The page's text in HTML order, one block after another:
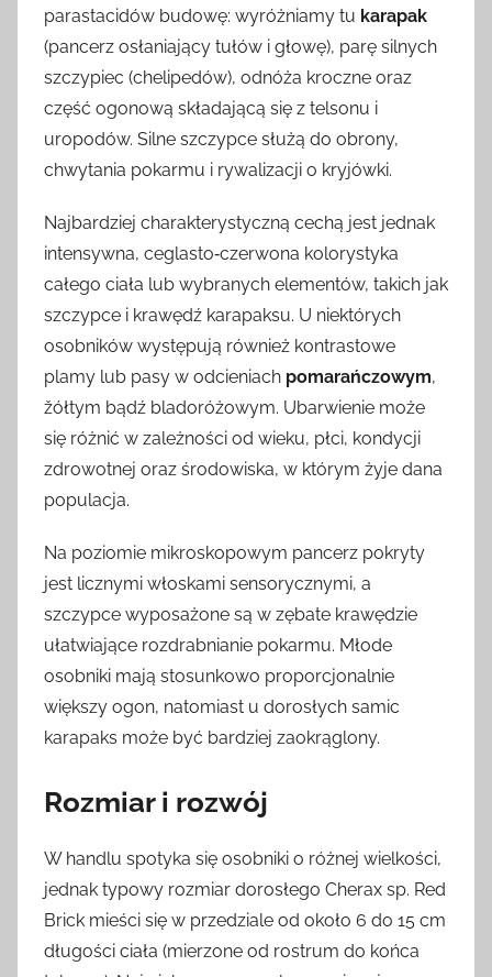
parastacidów budowę: wyróżniamy tu karapak
(pancerz osłaniający tułów i głowę), parę silnych
szczypiec (chelipedów), odnóża kroczne oraz
część ogonową składającą się z telsonu i
uropodów. Silne szczypce służą do obrony,
chwytania pokarmu i rywalizacji o kryjówki.
Najbardziej charakterystyczną cechą jest jednak
intensywna, ceglasto‑czerwona kolorystyka
całego ciała lub wybranych elementów, takich jak
szczypce i krawędź karapaksu. U niektórych
osobników występują również kontrastowe
plamy lub pasy w odcieniach pomarańczowym,
žółtym bądź bladoróżowym. Ubarwienie może
się różnić w zależności od wieku, płci, kondycji
zdrowotnej oraz środowiska, w którym żyje dana
populacja.
Na poziomie mikroskopowym pancerz pokryty
jest licznymi włoskami sensorycznymi, a
szczypce wyposażone są w zębate krawędzie
ułatwiające rozdrabnianie pokarmu. Młode
osobniki mają stosunkowo proporcjonalnie
większy ogon, natomiast u dorosłych samic
karapaks może być bardziej zaokrąglony.
Rozmiar i rozwój
W handlu spotyka się osobniki o różnej wielkości,
jednak typowy rozmiar dorosłego Cherax sp. Red
Brick mieści się w przedziale od około 6 do 15 cm
długości ciała (mierzone od rostrum do końca